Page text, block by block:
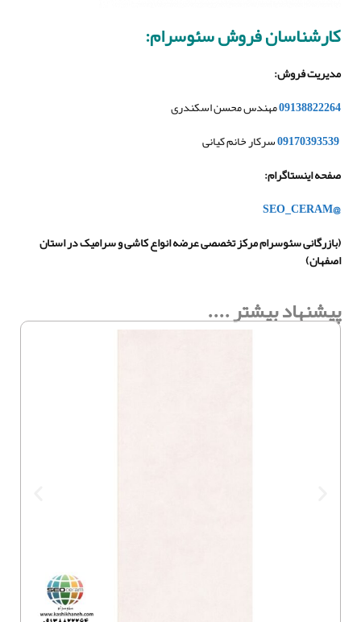
کارشناسان فروش سئوسرام:
مدیریت فروش:
09138822264مهندس محسن اسکندری
09170393539سرکار خانم کیانی
صفحه اینستاگرام:
@SEO_CERAM
(بازرگانی سئوسرام مرکز تخصصی عرضه انواع کاشی و سرامیک در استان
اصفهان)
پیشنهاد بیشتر ....